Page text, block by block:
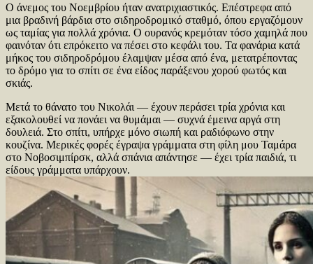
Ο άνεμος του Νοεμβρίου ήταν ανατριχιαστικός. Επέστρεφα από
μια βραδινή βάρδια στο σιδηροδρομικό σταθμό, όπου εργαζόμουν
ως ταμίας για πολλά χρόνια. Ο ουρανός κρεμόταν τόσο χαμηλά που
φαινόταν ότι επρόκειτο να πέσει στο κεφάλι του. Τα φανάρια κατά
μήκος του σιδηροδρόμου έλαμψαν μέσα από ένα, μετατρέποντας
το δρόμο για το σπίτι σε ένα είδος παράξενου χορού φωτός και
σκιάς.
Μετά το θάνατο του Νικολάι — έχουν περάσει τρία χρόνια και
εξακολουθεί να πονάει να θυμάμαι — συχνά έμεινα αργά στη
δουλειά. Στο σπίτι, υπήρχε μόνο σιωπή και ραδιόφωνο στην
κουζίνα. Μερικές φορές έγραψα γράμματα στη φίλη μου Ταμάρα
στο Νοβοσιμπίρσκ, αλλά σπάνια απάντησε — έχει τρία παιδιά, τι
είδους γράμματα υπάρχουν.